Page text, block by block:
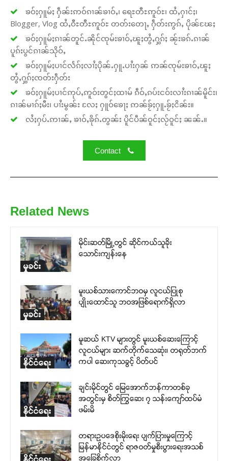
ၶဝ်ႈႁူမ်ႈ ႁဵၼ်းဢဝ်ၵၢၼ်ၶၢဝ်ႇ၊ ရေႊတီႊဢူဝ်ႊ၊ ထႆႇႁၢင်ႈ၊
Blogger, Vlog ထႆႇဝီႊတီႊဢူဝ်ႊ တတ်းတေႃႇ ႁဵတ်းဢွၵ်ႇ ပိုၼ်ၽႄႈ
ၶဝ်ႈႁူမ်ႈၵၢၼ်တူင်ႉၼိုင်ၸုမ်းၶၢဝ်ႇၽူႈတွႆႇႁွၵ်ႈ ၼႂ်းၶၵ်ႉၵၢၼ်
ပူၵ်းပွင်ၵၢၼ်သိုဝ်ႇ
ၶဝ်ႈႁူမ်ႈပၢင်လႅၵ်ႈလၢႆႈပိုၼ်ႉႁူႉပၢႆးႁၼ် ဢၼ်ၸုမ်းၶၢဝ်ႇၽူႈ
တွႆႇႁွၵ်ႈၸတ်းႁဵတ်း
ၶဝ်ႈႁူမ်ႈပၢင်ဢုပ်ႇဢူဝ်းတွင်ႈထၢမ် ၵဵဝ်ႇၵပ်းငဝ်းလၢႆးၵၢၼ်မိူင်း၊
ၵၢၼ်မၢၵ်ႈမီး၊ ပၢႆးမွၼ်း လႄႈ ႁူဝ်ၶေႃႈ ဢၼ်ၶႂ်ႈႁူႉၶႂ်ႈငိၼ်း။
လႆႈႁပ်ႉဢၢၼ်ႇ ၶၢဝ်ႇၶိုၵ်ႉတွၼ်း ပိူင်ပဵၼ်ဝူင်ႈလႂ်ဝူင်ႈ ၼၼ်ႉ။
Contact
Related News
မှုခင်း
မိုင်းဆတ်မြို့တွင် ဆိုင်ကယ်သူခိုး
သောင်းကျန်းနေ
မှုခင်း
မူးယစ်သားကောင်ဘဝမှ လူငယ်ပြုစု
ပျိုးထောင်သူ ဘဝအဖြစ်ရောက်ရှိလာ
နိုင်ငံရေး
မူဆယ် KTV များတွင် မူးယစ်ဆေးကြောင့်
လူငယ်များ ဆက်တိုက်သေဆုံး၊ တရုတ်ဘက်
ကပါ ဆေးကုသခွင့် ပိတ်ပင်
နိုင်ငံရေး
ချင်းမိုင်တွင် မြေအောက်ဘန်ကာတစ်ခု
အတွင်းမှ စိတ်ကြွဆေး ၇ သန်းကျော်ထပ်မံ
ဖမ်းမိ
နိုင်ငံရေး
တရားဥပဒေစိုးမိုးရေး ပျက်ပြားမှုကြောင့်
မြန်မာနိုင်ငံတွင် ရာဇဝတ်မှုစီးပွားရေးအသစ်
အခြေစိုက်လာ